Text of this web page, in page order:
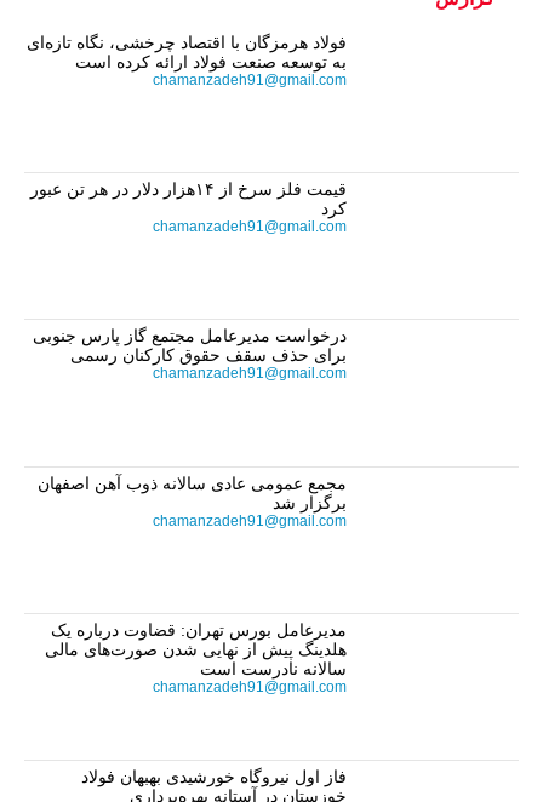
فولاد هرمزگان با اقتصاد چرخشی، نگاه تازه‌ای
به توسعه صنعت فولاد ارائه کرده است
chamanzadeh91@gmail.com
قیمت فلز سرخ از ۱۴هزار دلار در هر تن عبور
کرد
chamanzadeh91@gmail.com
درخواست مدیرعامل مجتمع گاز پارس جنوبی
برای حذف سقف حقوق کارکنان رسمی
chamanzadeh91@gmail.com
مجمع عمومی عادی سالانه ذوب آهن اصفهان
برگزار شد
chamanzadeh91@gmail.com
مدیرعامل بورس تهران: قضاوت درباره یک
هلدینگ پیش از نهایی شدن صورت‌های مالی
سالانه نادرست است
chamanzadeh91@gmail.com
فاز اول نیروگاه خورشیدی بهبهان فولاد
خوزستان در آستانه بهره‌برداری